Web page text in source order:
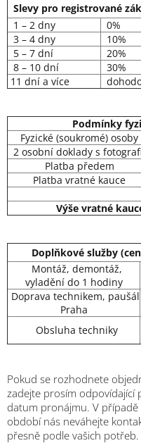
Slevy pro registrované
1 – 2 dny
0%
3 – 4 dny
10%
5 – 7 dní
20%
8 – 10 dní
30%
11 dní a více
Podmínky
Fyzické (soukromé) osoby
2 osobní doklady s
Platba předem
Platba vratné kauce
Výše vratné
Doplňkové služby
Montáž, demontáž,
vyladění do 1 hodiny
Doprava technikem, paušál
Praha
Obsluha techniky
Pokud se rozhodnete
zadejte prosím odpovídající
datum pronájmu. V případě
období nás neváhejte
přesně podle vašich potřeb.